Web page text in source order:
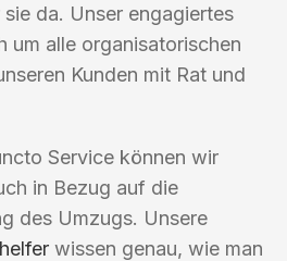
da. Unser engagiertes
um alle organisatorischen
Kunden mit Rat und
Service können wir
in Bezug auf die
des Umzugs. Unsere
wissen genau, wie man